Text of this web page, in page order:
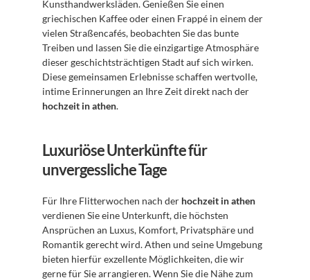
Kunsthandwerksläden. Genießen Sie einen
griechischen Kaffee oder einen Frappé in einem der
vielen Straßencafés, beobachten Sie das bunte
Treiben und lassen Sie die einzigartige Atmosphäre
dieser geschichtsträchtigen Stadt auf sich wirken.
Diese gemeinsamen Erlebnisse schaffen wertvolle,
hochzeit in athen.
Luxuriöse Unterkünfte für
unvergessliche Tage
Für Ihre Flitterwochen nach der hochzeit in athen
verdienen Sie eine Unterkunft, die höchsten
Ansprüchen an Luxus, Komfort, Privatsphäre und
Romantik gerecht wird. Athen und seine Umgebung
bieten hierfür exzellente Möglichkeiten, die wir
gerne für Sie arrangieren. Wenn Sie die Nähe zum